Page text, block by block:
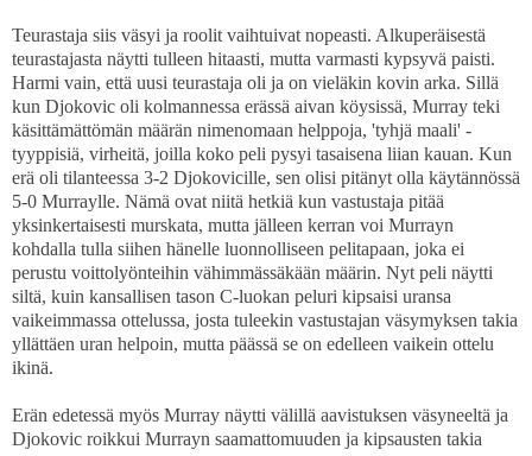
Teurastaja siis väsyi ja roolit vaihtuivat nopeasti. Alkuperäisestä
teurastajasta näytti tulleen hitaasti, mutta varmasti kypsyvä paisti.
Harmi vain, että uusi teurastaja oli ja on vieläkin kovin arka. Sillä
kun Djokovic oli kolmannessa erässä aivan köysissä, Murray teki
käsittämättömän määrän nimenomaan helppoja, 'tyhjä maali' -
tyyppisiä, virheitä, joilla koko peli pysyi tasaisena liian kauan. Kun
erä oli tilanteessa 3-2 Djokovicille, sen olisi pitänyt olla käytännössä
5-0 Murraylle. Nämä ovat niitä hetkiä kun vastustaja pitää
yksinkertaisesti murskata, mutta jälleen kerran voi Murrayn
kohdalla tulla siihen hänelle luonnolliseen pelitapaan, joka ei
perustu voittolyönteihin vähimmässäkään määrin. Nyt peli näytti
siltä, kuin kansallisen tason C-luokan peluri kipsaisi uransa
vaikeimmassa ottelussa, josta tuleekin vastustajan väsymyksen takia
yllättäen uran helpoin, mutta päässä se on edelleen vaikein ottelu
ikinä.
Erän edetessä myös Murray näytti välillä aavistuksen väsyneeltä ja
Djokovic roikkui Murrayn saamattomuuden ja kipsausten takia